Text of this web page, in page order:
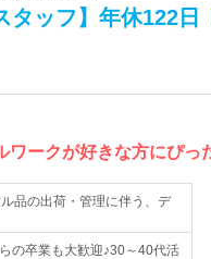
ッフ】年休122日
ワークが好きな方にぴっ
品の出荷・管理に伴う、デ
の卒業も大歓迎♪30～40代活